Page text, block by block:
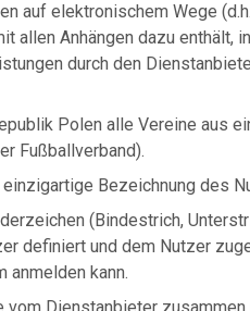
auf elektronischem Wege
allen Anhängen dazu enthält,
durch den
Polen alle Vereine aus
Fußballverband).
Bezeichnung des
(Bindestrich,
definiert und dem Nutzer
anmelden kann.